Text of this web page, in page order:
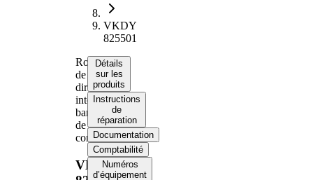
VKDY
825501
Rotule
de
direction
intérieure,
barre
de
connexion
VKDY
Détails
sur les
produits
Instructions
de
réparation
Documentation
Comptabilité
Numéros
d’équipement